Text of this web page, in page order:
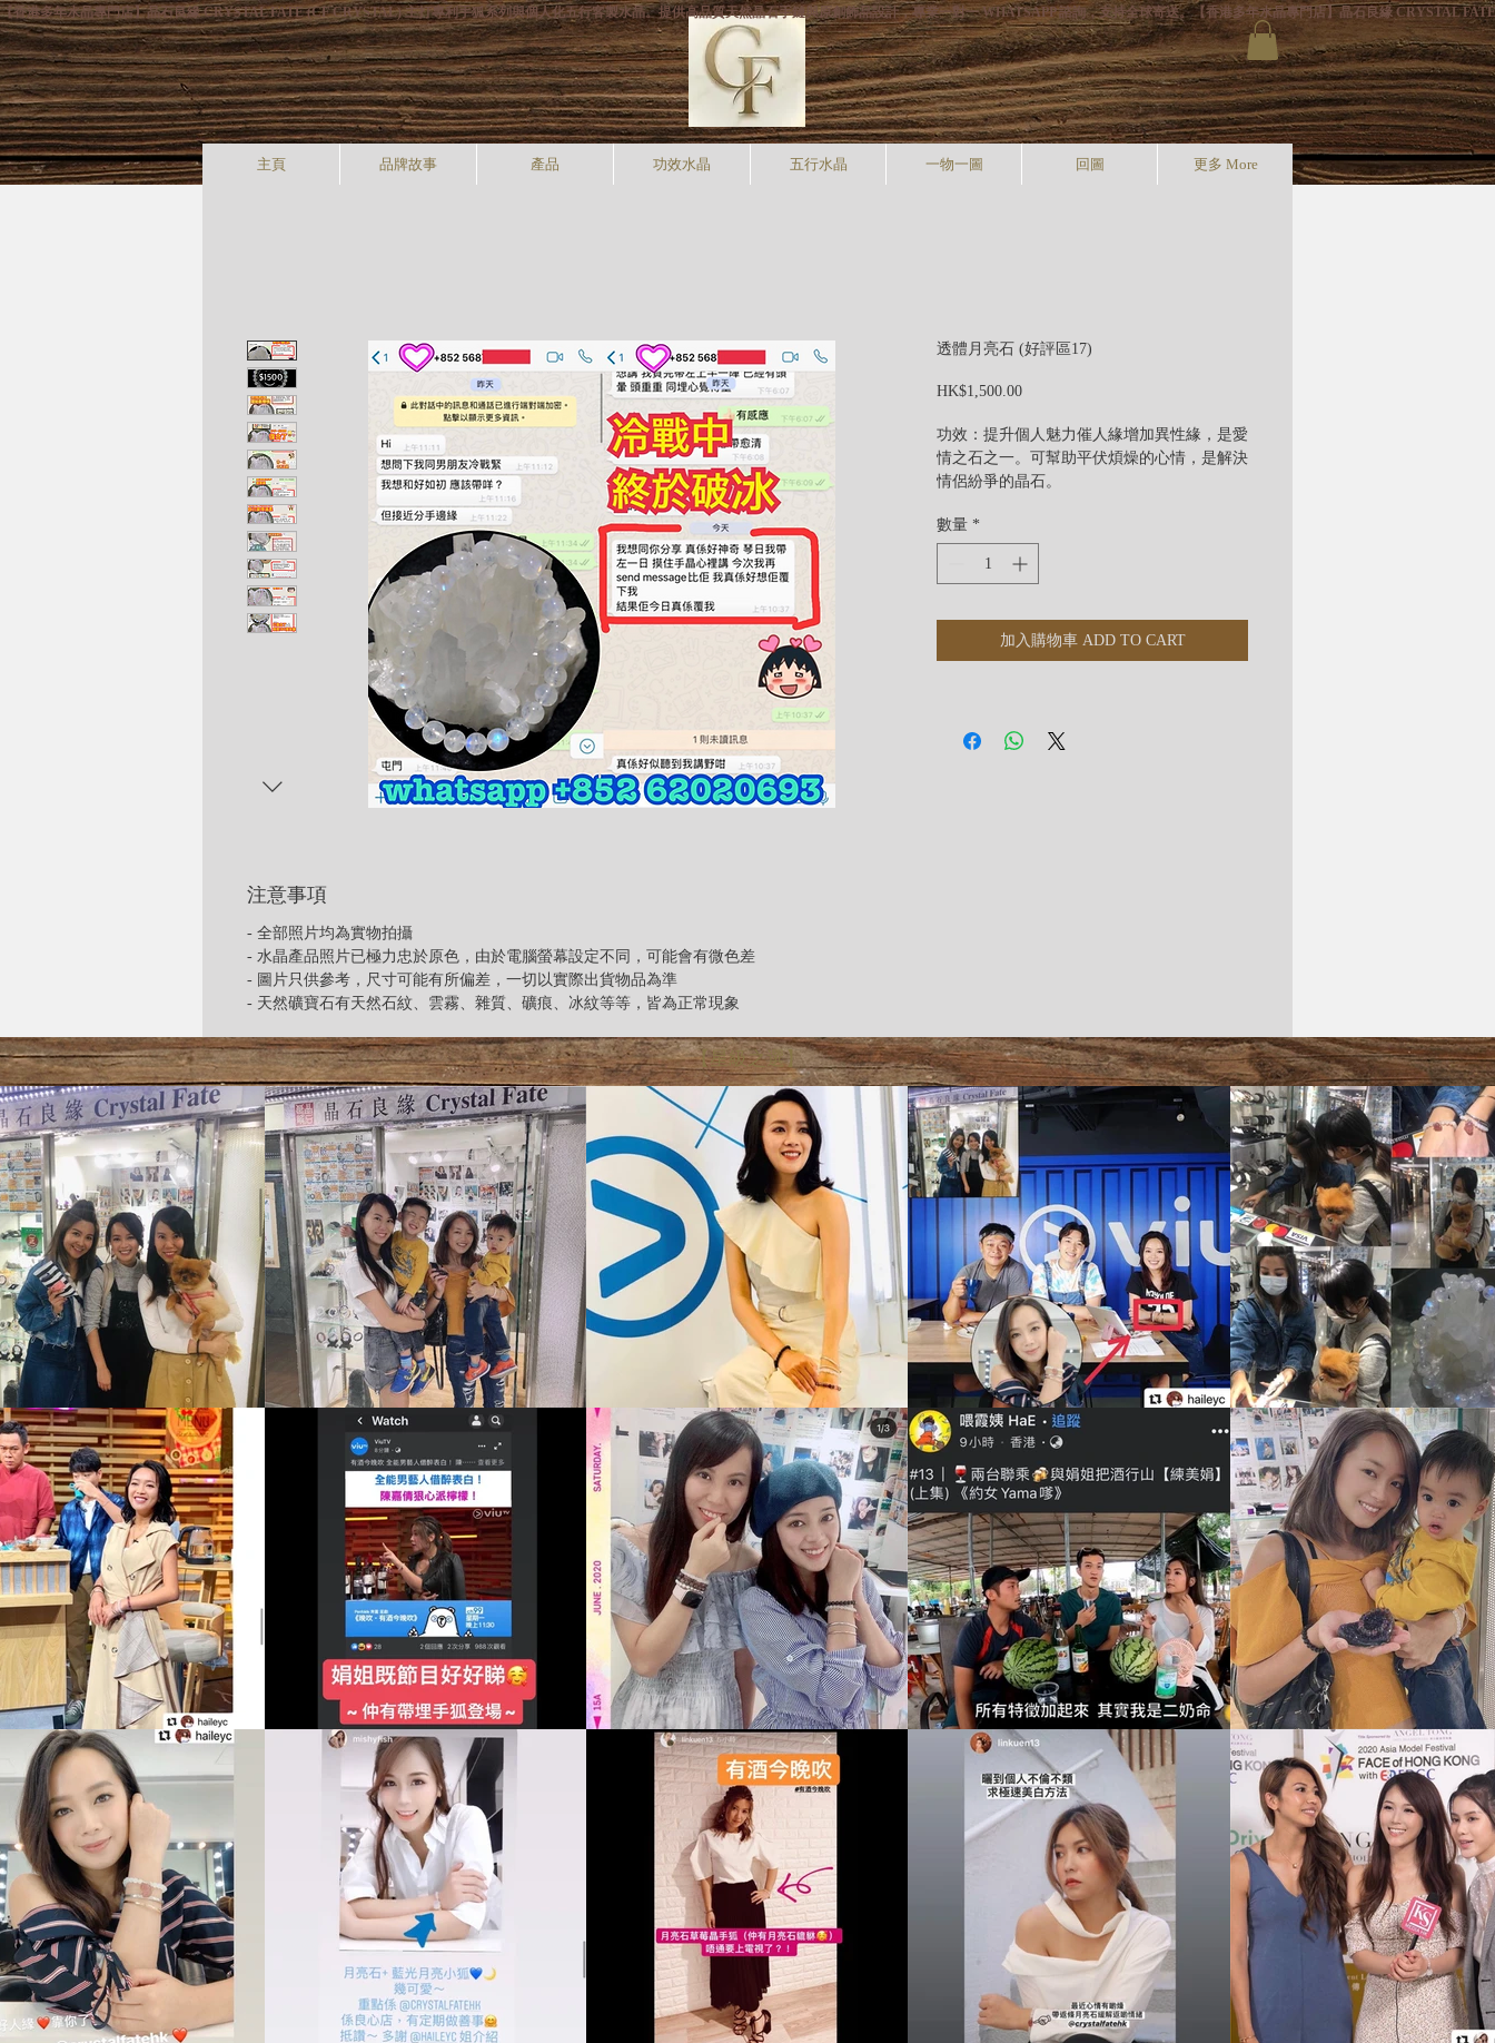
【香港多年水晶專門店】晶石良緣 CRYSTAL FATE (CF CRYSTAL) 主打專利手狐系列與個人化五行客製水晶。提供高品質天然晶石手鏈與原創飾品設計，專業一對一 WHATSAPP 諮詢，支持全球寄送。
主頁 品牌故事 產品 功效水晶 五行水晶 一物一圖 回圖 更多 More
透體月亮石 (好評區17)
HK$1,500.00價
功效：提升個人魅力催人緣增加異性緣，是愛
情之石之一。可幫助平伏煩燥的心情，是解決
情侶紛爭的晶石。
數量 *
加入購物車 ADD TO CART
注意事項
- 全部照片均為實物拍攝
- 水晶產品照片已極力忠於原色，由於電腦螢幕設定不同，可能會有微色差
- 圖片只供參考，尺寸可能有所偏差，一切以實際出貨物品為準
- 天然礦寶石有天然石紋、雲霧、雜質、礦痕、冰紋等等，皆為正常現象
【星級之選】